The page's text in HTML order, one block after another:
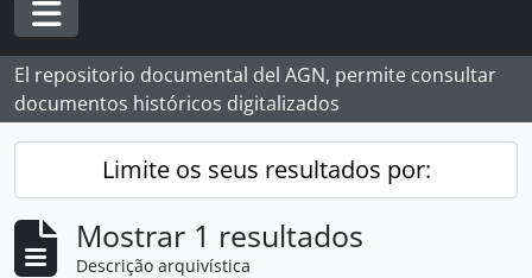
Toggle navigation
El repositorio documental del AGN, permite consultar
documentos históricos digitalizados
Limite os seus resultados por:
Mostrar 1 resultados
Descrição arquivística